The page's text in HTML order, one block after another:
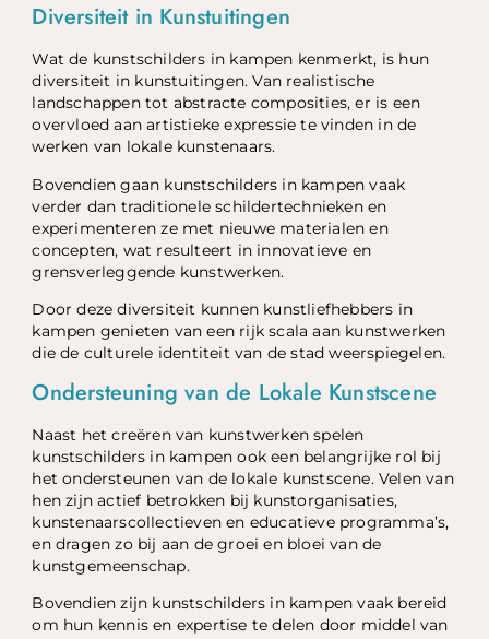
Diversiteit in Kunstuitingen
Wat de kunstschilders in kampen kenmerkt, is hun
diversiteit in kunstuitingen. Van realistische
landschappen tot abstracte composities, er is een
overvloed aan artistieke expressie te vinden in de
werken van lokale kunstenaars.
Bovendien gaan kunstschilders in kampen vaak
verder dan traditionele schildertechnieken en
experimenteren ze met nieuwe materialen en
concepten, wat resulteert in innovatieve en
grensverleggende kunstwerken.
Door deze diversiteit kunnen kunstliefhebbers in
kampen genieten van een rijk scala aan kunstwerken
die de culturele identiteit van de stad weerspiegelen.
Ondersteuning van de Lokale Kunstscene
Naast het creëren van kunstwerken spelen
kunstschilders in kampen ook een belangrijke rol bij
het ondersteunen van de lokale kunstscene. Velen van
hen zijn actief betrokken bij kunstorganisaties,
kunstenaarscollectieven en educatieve programma’s,
en dragen zo bij aan de groei en bloei van de
kunstgemeenschap.
Bovendien zijn kunstschilders in kampen vaak bereid
om hun kennis en expertise te delen door middel van